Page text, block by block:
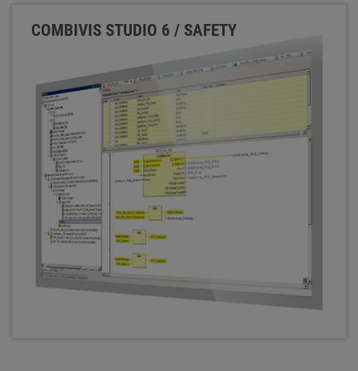
COMBIVIS STUDIO 6 / SAFETY